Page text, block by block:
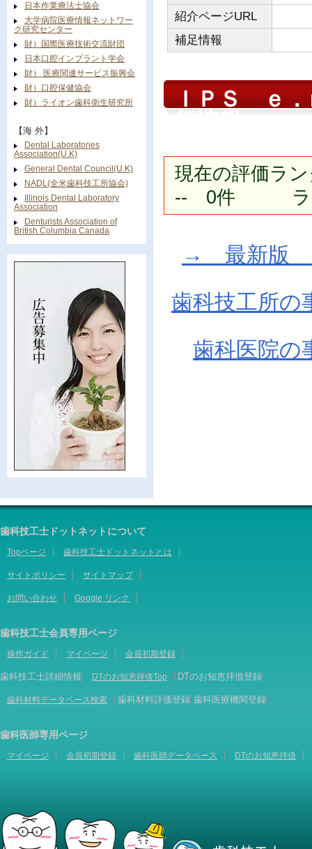
紹介ページURL
補足情報
ＩＰＳ ｅ
現在の評価
-- 0件 ラ
→ 最新版
歯科技工所の
歯科医院の
日本作業療法士協会
大学病院医療情報ネットワー
ク研究センター
財）国際医療技術交流財団
日本口腔インプラント学会
財） 医療関連サービス振興会
財）口腔保健協会
財）ライオン歯科衛生研究所
【海 外】
Dental Laboratories
Association(U.K)
General Dental Council(U.K)
NADL(全米歯科技工所協会)
Illinois Dental Laboratory
Association
Denturists Association of
British Columbia Canada
歯科技工士ドットネットについて
Topページ 歯科技工士ドットネットとは
サイトポリシー サイトマップ
お問い合わせ Google リンク
歯科技工士会員専用ページ
操作ガイド マイページ 会員初期登録
歯科技工士詳細情報 DTのお知恵拝借Top DTのお知恵拝借登録
歯科材料データベース検索 歯科材料評価登録 歯科医療機関登録
歯科医師専用ページ
マイページ 会員初期登録 歯科医師データベース DTのお知恵拝借